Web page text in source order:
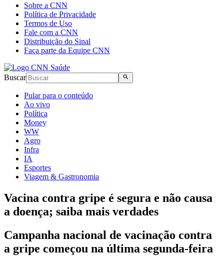
Sobre a CNN
Política de Privacidade
Termos de Uso
Fale com a CNN
Distribuição do Sinal
Faça parte da Equipe CNN
Buscar
Pular para o conteúdo
Ao vivo
Política
Money
WW
Agro
Infra
IA
Esportes
Viagem & Gastronomia
Vacina contra gripe é segura e não causa
a doença; saiba mais verdades
Campanha nacional de vacinação contra
a gripe começou na última segunda-feira